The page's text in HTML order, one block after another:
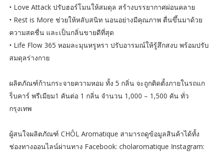
• Love Attack ปรับฮอร์โมนให้สมดุล สร้างบรรยากาศผ่อนคลาย
• Rest is More ช่วยให้หลับสนิท นอนอย่างมีคุณภาพ ตื่นขึ้นมาด้วย
ความสดชื่น และเป็นกลิ่นขายดีที่สุด
• Life Flow 365 หอมละมุนหรูหรา ปรับอารมณ์ให้รู้สึกสงบ พร้อมปรับ
สมดุลร่างกาย
ผลิตภัณฑ์ก้านกระจายความหอม ทั้ง 5 กลิ่น จะถูกติดตั้งภายในรถแก
ร็บคาร์ พรีเมียม1 คันต่อ 1 กลิ่น จำนวน 1,000 – 1,500 คัน ทั่ว
กรุงเทพ
ผู้สนใจผลิตภัณฑ์ CHÔL Aromatique สามารถดูข้อมูลสินค้าได้ทั้ง
ช่องทางออนไลน์ผ่านทาง Facebook: cholaromatique Instagram: